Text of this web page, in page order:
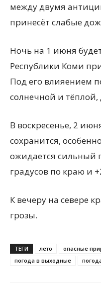
между двумя
принесёт слабые
Ночь на 1 июня
Республики Коми
Под его влияением
солнечной и тёплой,
В воскресенье, 2
сохранится,
ожидается сильный
градусов по краю и
К вечеру на севере
грозы.
ТЕГИ лето
опасные
погода в выходные